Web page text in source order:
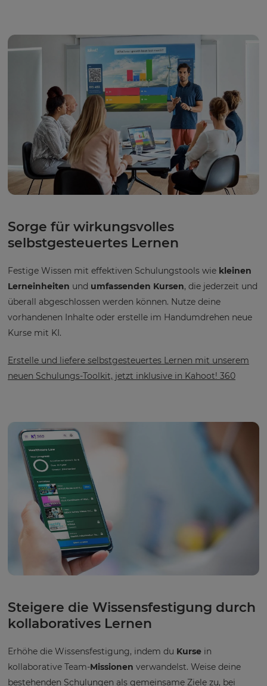
Sorge für wirkungsvolles
selbstgesteuertes Lernen
Festige Wissen mit effektiven Schulungstools wie kleinen
Lerneinheiten und umfassenden Kursen, die jederzeit und
überall abgeschlossen werden können. Nutze deine
vorhandenen Inhalte oder erstelle im Handumdrehen neue
Kurse mit KI.
Erstelle und liefere selbstgesteuertes Lernen mit unserem
neuen Schulungs-Toolkit, jetzt inklusive in Kahoot! 360
Steigere die Wissensfestigung durch
kollaboratives Lernen
Erhöhe die Wissensfestigung, indem du Kurse in
kollaborative Team-Missionen verwandelst. Weise deine
bestehenden Schulungen als gemeinsame Ziele zu, bei